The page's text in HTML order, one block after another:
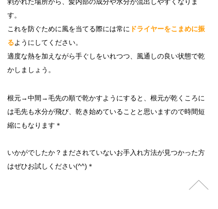
す。
これを防ぐために風を当てる際には常に ドライヤーをこまめに振
るようにしてください。
適度な熱を加えながら手ぐしをいれつつ、風通しの良い状態で乾
かしましょう。
根元→中間→毛先の順で乾かすようにすると、根元が乾くころに
は毛先も水分が飛び、乾き始めていることと思いますので時間短
縮にもなります＊
いかがでしたか？まだされていないお手入れ方法が見つかった方
はぜひお試しください(^^)＊